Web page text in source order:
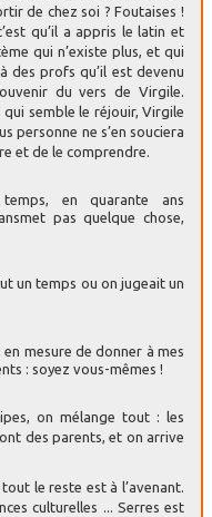
de chez soi ? Foutaises !
qu’il a appris le latin et
qui n’existe plus, et qui
des profs qu’il est devenu
du vers de Virgile.
semble le réjouir, Virgile
personne ne s’en souciera
et de le comprendre.
en quarante ans
pas quelque chose,
un temps ou on jugeait un
en mesure de donner à mes
: soyez vous-mêmes !
on mélange tout : les
des parents, et on arrive
le reste est à l’avenant.
culturelles ... Serres est